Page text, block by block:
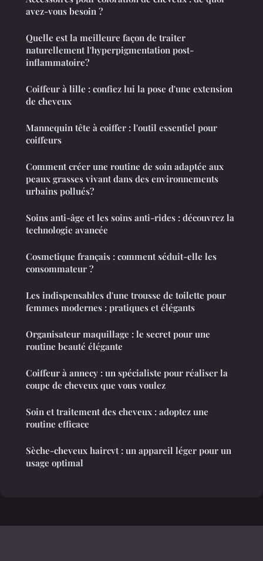
avez-vous besoin ?
Quelle est la meilleure façon de traiter
naturellement l'hyperpigmentation post-
inflammatoire?
Coiffeur à lille : confiez lui la pose d'une extension
de cheveux
Mannequin tête à coiffer : l'outil essentiel pour
coiffeurs
Comment créer une routine de soin adaptée aux
peaux grasses vivant dans des environnements
urbains pollués?
Soins anti-âge et les soins anti-rides : découvrez la
technologie avancée
Cosmetique français : comment séduit-elle les
consommateur ?
Les indispensables d'une trousse de toilette pour
femmes modernes : pratiques et élégants
Organisateur maquillage : le secret pour une
routine beauté élégante
Coiffeur à annecy : un spécialiste pour réaliser la
coupe de cheveux que vous voulez
Soin et traitement des cheveux : adoptez une
routine efficace
Sèche-cheveux haircvt : un appareil léger pour un
usage optimal